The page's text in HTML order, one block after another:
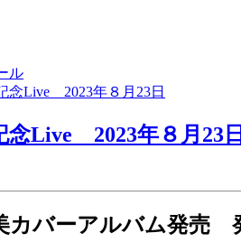
ル
念Live 2023年８月23日
念Live 2023年８月23日
カバーアルバム発売